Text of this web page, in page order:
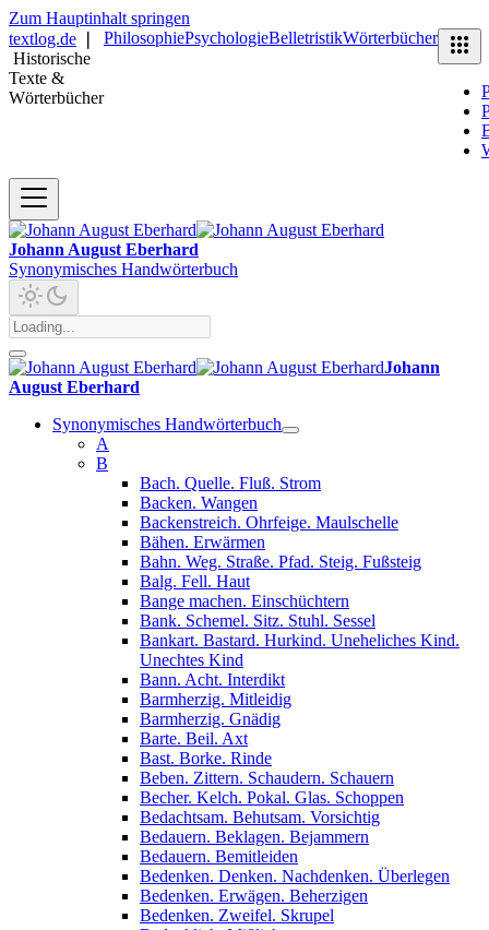
Zum Hauptinhalt springen
textlog.de
Historische
Texte &
Wörterbücher
PhilosophiePsychologieBelletristikWörterbücher
Johann August Eberhard
Synonymisches Handwörterbuch
Johann
August Eberhard
Synonymisches Handwörterbuch
A
B
Bach. Quelle. Fluß. Strom
Backen. Wangen
Backenstreich. Ohrfeige. Maulschelle
Bähen. Erwärmen
Bahn. Weg. Straße. Pfad. Steig. Fußsteig
Balg. Fell. Haut
Bange machen. Einschüchtern
Bank. Schemel. Sitz. Stuhl. Sessel
Bankart. Bastard. Hurkind. Uneheliches Kind.
Unechtes Kind
Bann. Acht. Interdikt
Barmherzig. Mitleidig
Barmherzig. Gnädig
Barte. Beil. Axt
Bast. Borke. Rinde
Beben. Zittern. Schaudern. Schauern
Becher. Kelch. Pokal. Glas. Schoppen
Bedachtsam. Behutsam. Vorsichtig
Bedauern. Beklagen. Bejammern
Bedauern. Bemitleiden
Bedenken. Denken. Nachdenken. Überlegen
Bedenken. Erwägen. Beherzigen
Bedenken. Zweifel. Skrupel